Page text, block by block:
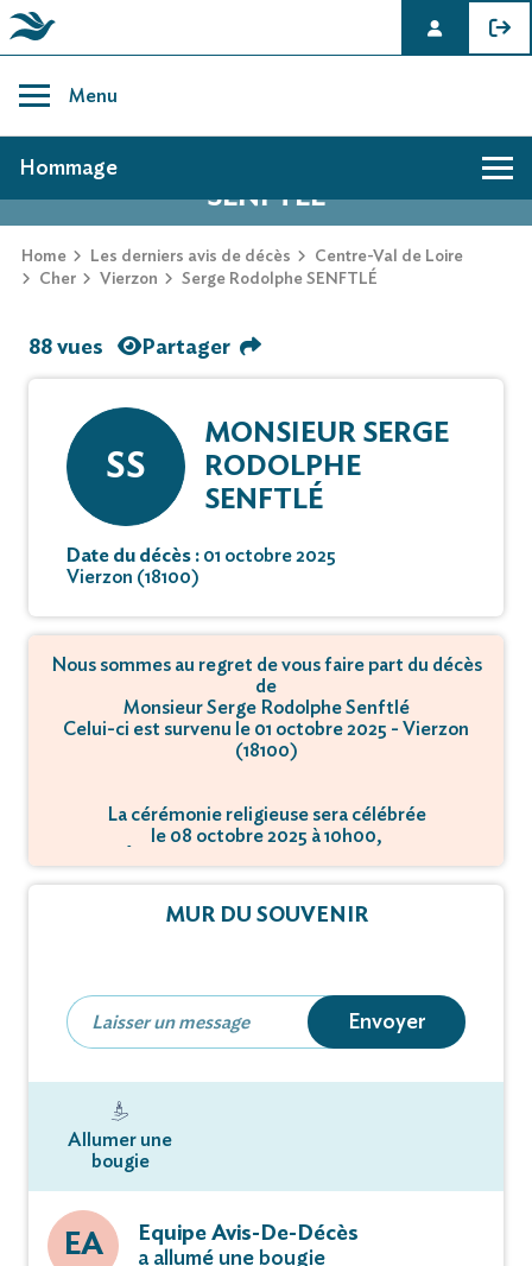
content
Menu
AVIS DE DÉCÈS DE SERGE RODOLPHE
SENFTLÉ
Home Les derniers avis de décès
Centre-Val de Loire
Cher
Vierzon Serge Rodolphe SENFTLÉ
Hommage
88 vues Partager
SS
MONSIEUR SERGE
RODOLPHE
SENFTLÉ
Date du décès : 01 octobre 2025
Vierzon (18100)
Nous sommes au regret de vous faire part du décès
de
Monsieur Serge Rodolphe Senftlé
Celui-ci est survenu le 01 octobre 2025 - Vierzon
(18100)
La cérémonie religieuse sera célébrée
le 08 octobre 2025 à 10h00,
MUR DU SOUVENIR
Envoyer
Allumer une
bougie
EA
Equipe Avis-De-Décès
a allumé une bougie